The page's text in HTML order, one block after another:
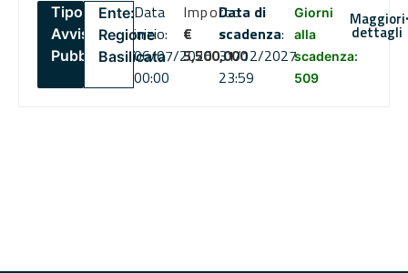
Tipo:
Avviso
Pubblico
Ente:
Regione
Basilicata
Data
inizio:
06/07/2026
00:00
Importo
€
5,500,000
Data di
scadenza:
31/12/2027
23:59
Giorni
alla
scadenza:
509
Maggiori
dettagli